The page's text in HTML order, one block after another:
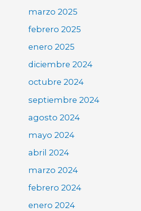
marzo 2025
febrero 2025
enero 2025
diciembre 2024
octubre 2024
septiembre 2024
agosto 2024
mayo 2024
abril 2024
marzo 2024
febrero 2024
enero 2024